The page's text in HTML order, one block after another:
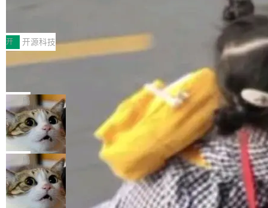
常维护操作，并完整支持 Iceberg V3 格式。
村国家自主创新示范区会议中心开幕。本届大会
由中关村智联软件服务业质量创新联盟主办，以
“智构可信·质创未来——AI原生时代的质量新范
式”为主题，直面AI从实验室走向规模化产业落地
的核心质量命题。会上，《2026智能研发生产力
工具选型手册》发布，Testin云测的Testin XAge
nt智能测试系统入选AI测试领域代表产品。对CI
O而言，这提示了一个转变：AI测试正在从效率
工具升级为企业的质量基础设施。 CIO面对的新
现实 过去两年，CIO们的焦虑清单上多了两项：
一是如何让大模型和智能体应用安全地从PoC走
向生产，二是如何让测试团队跟得上AI应用...
开 开源科技
让非法状态不可表示：一篇关于 ADT
有一种东西，一旦用过就回不去了。Alex Fedos
eev 管它叫"软件设计的基石"。 他说的东西不新
鲜——代数数据类型（ADT），尤其是和类型
（sum type）。但他说清楚了一件事：这不是类
型系统的学术体操，是日常编码的思维方式。 文
章从一个简单的例子切入。一个网站的深色主题
设置，如果用布尔值 + 可空字段来表示——bool
ean 表示是否可切换，nullable 的默认模式、浅
色方案、深色方案——会产生大量无意义的组
局
Cloudflare 开源内部企业 AI 平台 Clou
dflare OS
Cloudflare 发布了一个开源项目 Cloudflare O
S。如果你只看官方博客，你会觉得这是又一
个"AI 知识库 + 聊天机器人"——每个大厂都在
做，没什么新鲜的。 但 Kenton Varda 在 Twitte
r 上把事情说清楚了： 今天我们发布了 Cloudfla
局
Deno 团队开源 Celld，可自托管的分
布式 Durable Objects
Ryan Dahl 领导的 Deno 团队推出了最新开源项